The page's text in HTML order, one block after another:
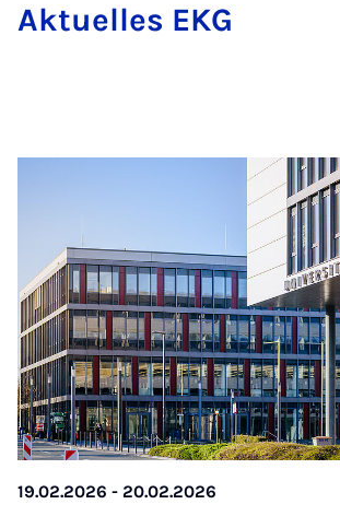
Ak­tu­el­les EKG
19.02.2026 - 20.02.2026